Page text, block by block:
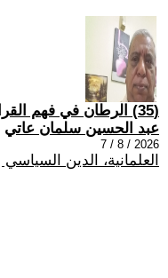
(35) الرطان في فهم القران.....6
عبد الحسين سلمان عاتي
2026 / 8 / 7
العلمانية، الدين